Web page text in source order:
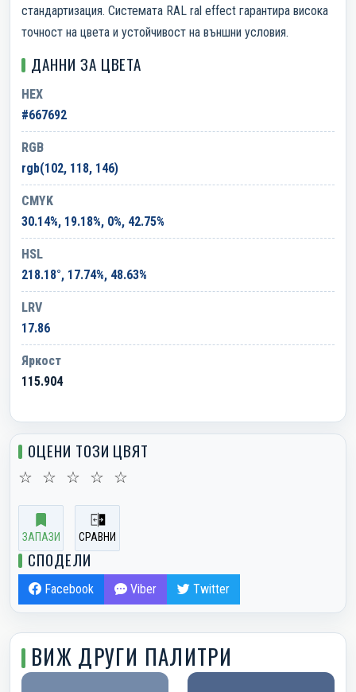
стандартизация. Системата RAL ral effect гарантира висока
точност на цвета и устойчивост на външни условия.
ДАННИ ЗА ЦВЕТА
HEX
#667692
RGB
rgb(102, 118, 146)
CMYK
30.14%, 19.18%, 0%, 42.75%
HSL
218.18°, 17.74%, 48.63%
LRV
17.86
Яркост
115.904
ОЦЕНИ ТОЗИ ЦВЯТ
☆ ☆ ☆ ☆ ☆
ЗАПАЗИ СРАВНИ
СПОДЕЛИ
Facebook Viber Twitter
ВИЖ ДРУГИ ПАЛИТРИ